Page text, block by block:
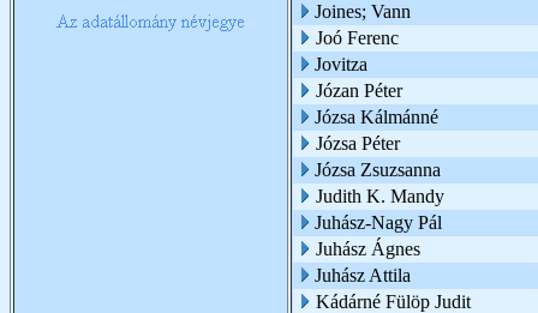
Joines; Vann
Joó Ferenc
Jovitza
Józan Péter
Józsa Kálmánné
Józsa Péter
Józsa Zsuzsanna
Judith K. Mandy
Juhász-Nagy Pál
Juhász Ágnes
Juhász Attila
Kádárné Fülöp Judit